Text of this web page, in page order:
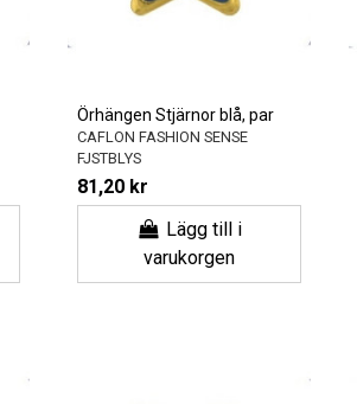
Örhängen Stjärnor blå, par
CAFLON FASHION SENSE
FJSTBLYS
81,20 kr
Lägg till i
varukorgen